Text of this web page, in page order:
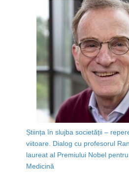
Știința în slujba societății –
viitoare. Dialog cu profesorul
laureat al Premiului Nobel
Medicină